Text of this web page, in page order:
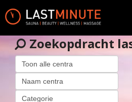
Zoekopdracht